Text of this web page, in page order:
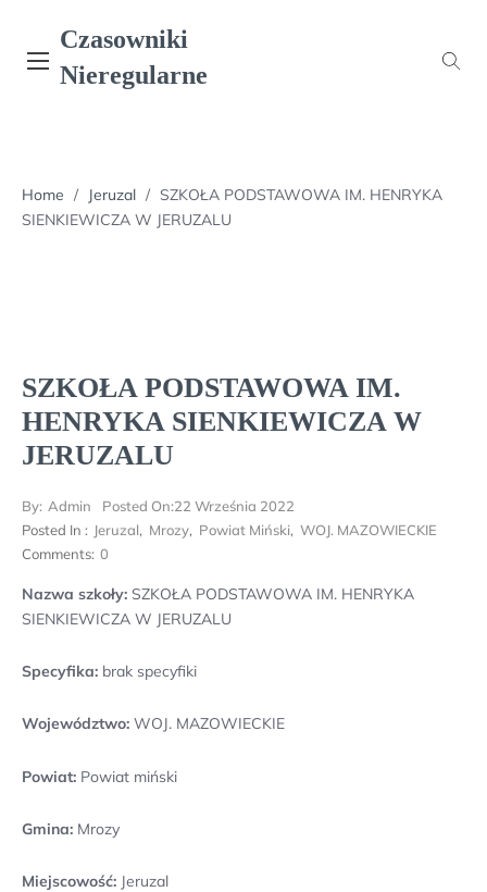
content
Czasowniki
Nieregularne
Home / Jeruzal / SZKOŁA PODSTAWOWA IM. HENRYKA
SIENKIEWICZA W JERUZALU
SZKOŁA PODSTAWOWA IM.
HENRYKA SIENKIEWICZA W
JERUZALU
By: Admin Posted On:22 Września 2022
Posted In : Jeruzal, Mrozy, Powiat Miński, WOJ. MAZOWIECKIE
Comments: 0
Nazwa szkoły: SZKOŁA PODSTAWOWA IM. HENRYKA
SIENKIEWICZA W JERUZALU
Specyfika: brak specyfiki
Województwo: WOJ. MAZOWIECKIE
Powiat: Powiat miński
Gmina: Mrozy
Miejscowość: Jeruzal